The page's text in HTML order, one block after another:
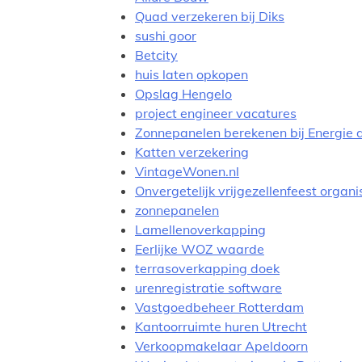
Quad verzekeren bij Diks
sushi goor
Betcity
huis laten opkopen
Opslag Hengelo
project engineer vacatures
Zonnepanelen berekenen bij Energie
Katten verzekering
VintageWonen.nl
Onvergetelijk vrijgezellenfeest
zonnepanelen
Lamellenoverkapping
Eerlijke WOZ waarde
terrasoverkapping doek
urenregistratie software
Vastgoedbeheer Rotterdam
Kantoorruimte huren Utrecht
Verkoopmakelaar Apeldoorn